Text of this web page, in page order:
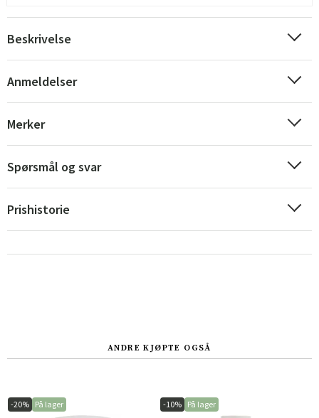
Sverige
Beskrivelse
Anmeldelser
Merker
Spørsmål og svar
Prishistorie
ANDRE KJØPTE OGSÅ
-20% På lager -10% På lager